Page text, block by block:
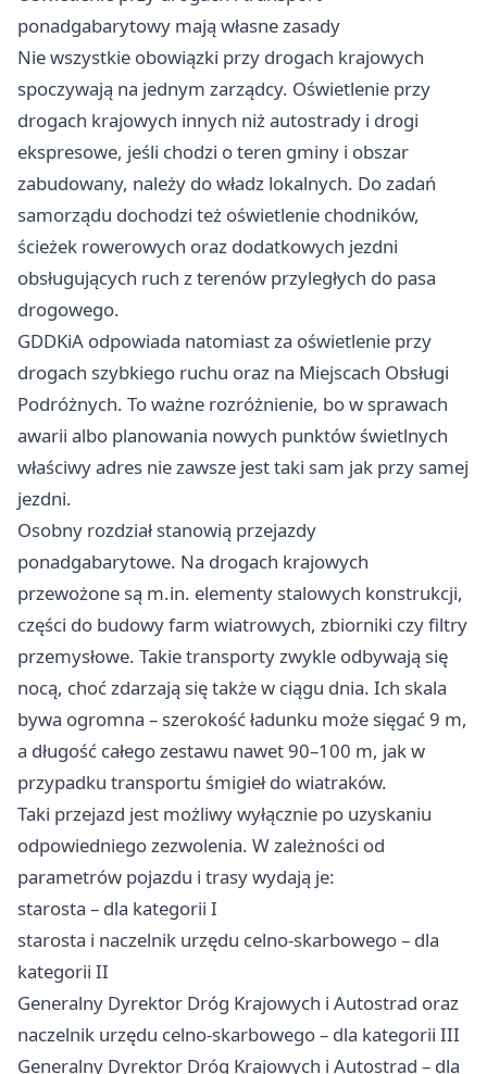
ponadgabarytowy mają własne zasady
Nie wszystkie obowiązki przy drogach krajowych
spoczywają na jednym zarządcy. Oświetlenie przy
drogach krajowych innych niż autostrady i drogi
ekspresowe, jeśli chodzi o teren gminy i obszar
zabudowany, należy do władz lokalnych. Do zadań
samorządu dochodzi też oświetlenie chodników,
ścieżek rowerowych oraz dodatkowych jezdni
obsługujących ruch z terenów przyległych do pasa
drogowego.
GDDKiA odpowiada natomiast za oświetlenie przy
drogach szybkiego ruchu oraz na Miejscach Obsługi
Podróżnych. To ważne rozróżnienie, bo w sprawach
awarii albo planowania nowych punktów świetlnych
właściwy adres nie zawsze jest taki sam jak przy samej
jezdni.
Osobny rozdział stanowią przejazdy
ponadgabarytowe. Na drogach krajowych
przewożone są m.in. elementy stalowych konstrukcji,
części do budowy farm wiatrowych, zbiorniki czy filtry
przemysłowe. Takie transporty zwykle odbywają się
nocą, choć zdarzają się także w ciągu dnia. Ich skala
bywa ogromna – szerokość ładunku może sięgać 9 m,
a długość całego zestawu nawet 90–100 m, jak w
przypadku transportu śmigieł do wiatraków.
Taki przejazd jest możliwy wyłącznie po uzyskaniu
odpowiedniego zezwolenia. W zależności od
parametrów pojazdu i trasy wydają je:
starosta – dla kategorii I
starosta i naczelnik urzędu celno-skarbowego – dla
kategorii II
Generalny Dyrektor Dróg Krajowych i Autostrad oraz
naczelnik urzędu celno-skarbowego – dla kategorii III
Generalny Dyrektor Dróg Krajowych i Autostrad – dla